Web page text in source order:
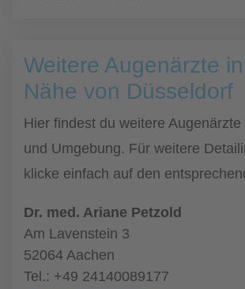
Weitere Augenärzte
Nähe von Düsseldorf
Hier findest du weitere
und Umgebung. Für weitere
klicke einfach auf den
Dr. med. Ariane Petzold
Am Lavenstein 3
52064 Aachen
Tel.: +49 24140089177